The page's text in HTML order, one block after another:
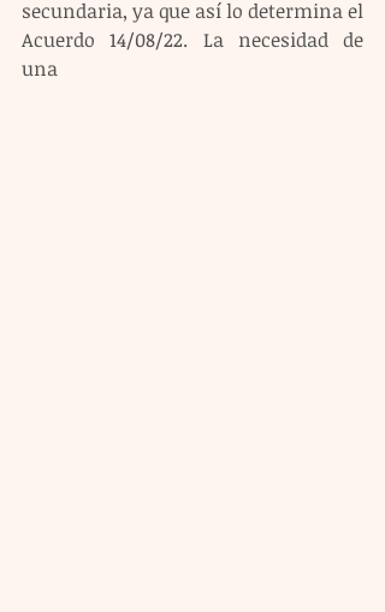
secundaria, ya que así lo determina el
Acuerdo 14/08/22. La necesidad de
una